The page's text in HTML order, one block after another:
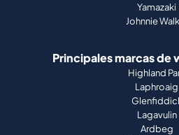
Yamazaki
Johnnie
Principales marcas de
Highland
Laphroaig
Lagavulin
Ardbeg